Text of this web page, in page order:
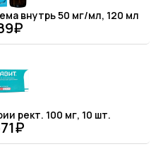
внутрь 50 мг/мл, 120 мл
рект. 100 мг, 10 шт.